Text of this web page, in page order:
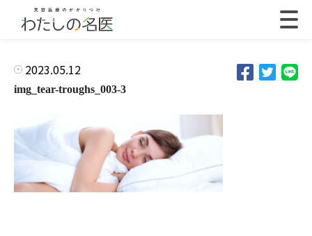
2023.05.12
img_tear-troughs_003-3